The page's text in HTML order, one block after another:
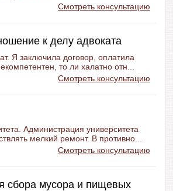
Смотреть консультацию
к делу адвоката
Я заключила договор, оплатила
то ли халатно отн...
Смотреть консультацию
Администрация университета
мелкий ремонт. В противно...
Смотреть консультацию
сбора мусора и пищевых